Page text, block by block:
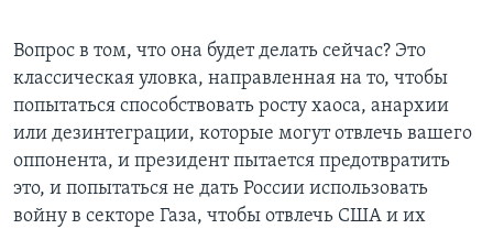
Вопрос в том, что она будет делать сейчас? Это
классическая уловка, направленная на то, чтобы
попытаться способствовать росту хаоса, анархии
или дезинтеграции, которые могут отвлечь вашего
оппонента, и президент пытается предотвратить
это, и попытаться не дать России использовать
войну в секторе Газа, чтобы отвлечь США и их